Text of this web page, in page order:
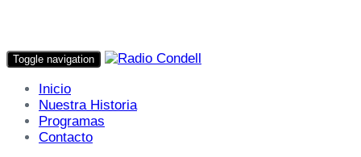
Toggle navigation
Inicio
Nuestra Historia
Programas
Contacto